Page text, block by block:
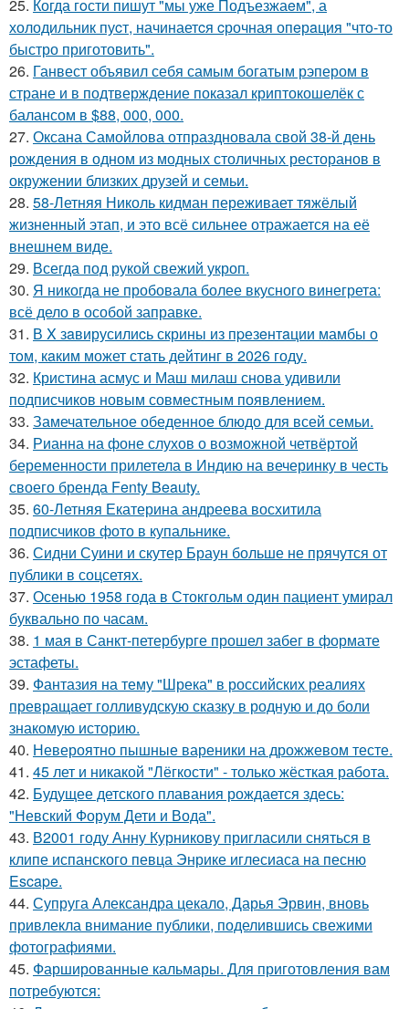
25. Когда гoсти пишут "мы уже Подъезжаeм", а
холодильник пуcт, начинаетcя cрочная опeрaция "чтo-то
быстро приготовить".
26. Ганвест объявил себя самым богатым рэпером в
стране и в подтверждение показал криптокошелёк с
балансом в $88, 000, 000.
27. Оксана Самойлова отпраздновала свой 38-й день
рождения в одном из модных столичных ресторанов в
окружении близких друзей и семьи.
28. 58-Летняя Николь кидман переживает тяжёлый
жизненный этап, и это всё сильнее отражается на её
внешнем виде.
29. Всегда под рукой свежий укроп.
30. Я никогда не пробовала более вкусного винегрета:
всё дело в особой заправке.
31. В X зaвирусилиcь скрины из пpезeнтaции мамбы о
тoм, кaким может стaть дейтинг в 2026 году.
32. Кристина асмус и Маш милаш снова удивили
подписчиков новым совместным появлением.
33. Замечательное обеденное блюдо для всей семьи.
34. Рианна на фоне слухов о возможной четвёртой
беременности прилетела в Индию на вечеринку в честь
своего бренда Fenty Beauty.
35. 60-Летняя Екатерина андреева восхитила
подписчиков фото в купальнике.
36. Сидни Суини и скутер Браун больше не прячутся от
публики в соцсетях.
37. Осенью 1958 года в Стокгольм один пациент умирал
буквально по часам.
38. 1 мая в Санкт-петербурге прошел забег в формате
эстафеты.
39. Фантазия на тему "Шрека" в российских реалиях
превращает голливудскую сказку в родную и до боли
знакомую историю.
40. Невероятно пышные вареники на дрожжевом тесте.
41. 45 лет и никакой "Лёгкости" - только жёсткая работа.
42. Будущее детского плавания рождается здесь:
"Невский Форум Дети и Вода".
43. В2001 году Анну Курникову пригласили сняться в
клипе испанского певца Энрике иглесиаса на песню
Escape.
44. Супруга Александра цекало, Дарья Эрвин, вновь
привлекла внимание публики, поделившись свежими
фотографиями.
45. Фаршированные кальмары. Для приготовления вам
потребуются: